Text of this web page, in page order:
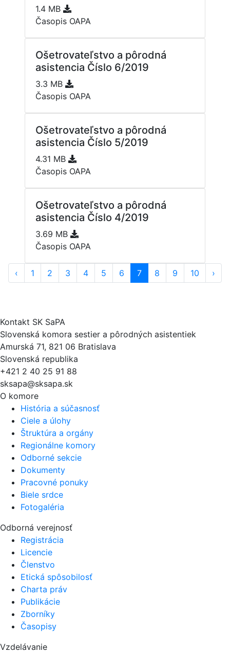
1.4 MB
Časopis OAPA
Ošetrovateľstvo a pôrodná
asistencia Číslo 6/2019
3.3 MB
Časopis OAPA
Ošetrovateľstvo a pôrodná
asistencia Číslo 5/2019
4.31 MB
Časopis OAPA
Ošetrovateľstvo a pôrodná
asistencia Číslo 4/2019
3.69 MB
Časopis OAPA
‹ 1 2 3 4 5 6 7 8 9 10 ›
Kontakt SK SaPA
Slovenská komora sestier a pôrodných asistentiek
Amurská 71, 821 06 Bratislava
Slovenská republika
+421 2 40 25 91 88
sksapa@sksapa.sk
O komore
História a súčasnosť
Ciele a úlohy
Štruktúra a orgány
Regionálne komory
Odborné sekcie
Dokumenty
Pracovné ponuky
Biele srdce
Fotogaléria
Odborná verejnosť
Registrácia
Licencie
Členstvo
Etická spôsobilosť
Charta práv
Publikácie
Zborníky
Časopisy
Vzdelávanie